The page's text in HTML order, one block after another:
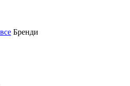
Бренди